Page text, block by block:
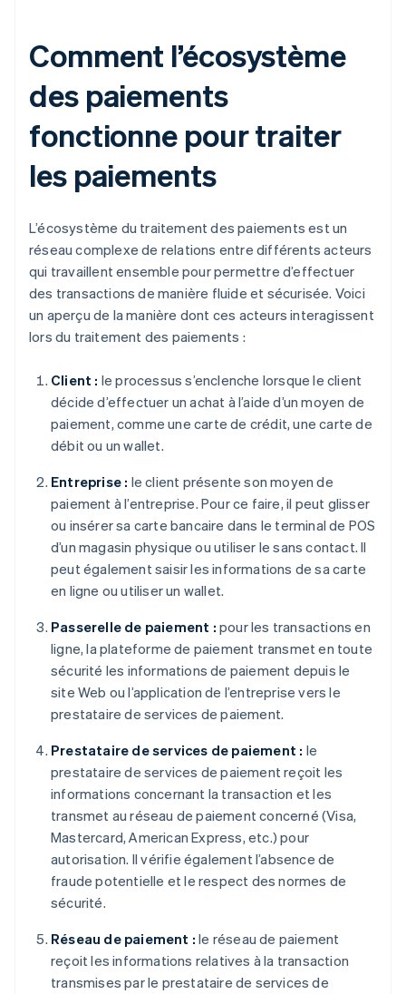
Comment l’écosystème
des paiements
fonctionne pour traiter
les paiements
L’écosystème du traitement des paiements est un
réseau complexe de relations entre différents acteurs
qui travaillent ensemble pour permettre d’effectuer
des transactions de manière fluide et sécurisée. Voici
un aperçu de la manière dont ces acteurs interagissent
lors du traitement des paiements :
Client : le processus s’enclenche lorsque le client
décide d’effectuer un achat à l’aide d’un moyen de
paiement, comme une carte de crédit, une carte de
débit ou un wallet.
Entreprise : le client présente son moyen de
paiement à l’entreprise. Pour ce faire, il peut glisser
ou insérer sa carte bancaire dans le terminal de POS
d’un magasin physique ou utiliser le sans contact. Il
peut également saisir les informations de sa carte
en ligne ou utiliser un wallet.
Passerelle de paiement : pour les transactions en
ligne, la plateforme de paiement transmet en toute
sécurité les informations de paiement depuis le
site Web ou l’application de l’entreprise vers le
prestataire de services de paiement.
Prestataire de services de paiement : le
prestataire de services de paiement reçoit les
informations concernant la transaction et les
transmet au réseau de paiement concerné (Visa,
Mastercard, American Express, etc.) pour
autorisation. Il vérifie également l’absence de
fraude potentielle et le respect des normes de
sécurité.
Réseau de paiement : le réseau de paiement
reçoit les informations relatives à la transaction
transmises par le prestataire de services de